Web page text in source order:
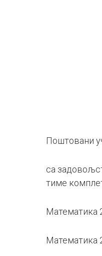
Поштовани
са
тиме
Математика
Математика